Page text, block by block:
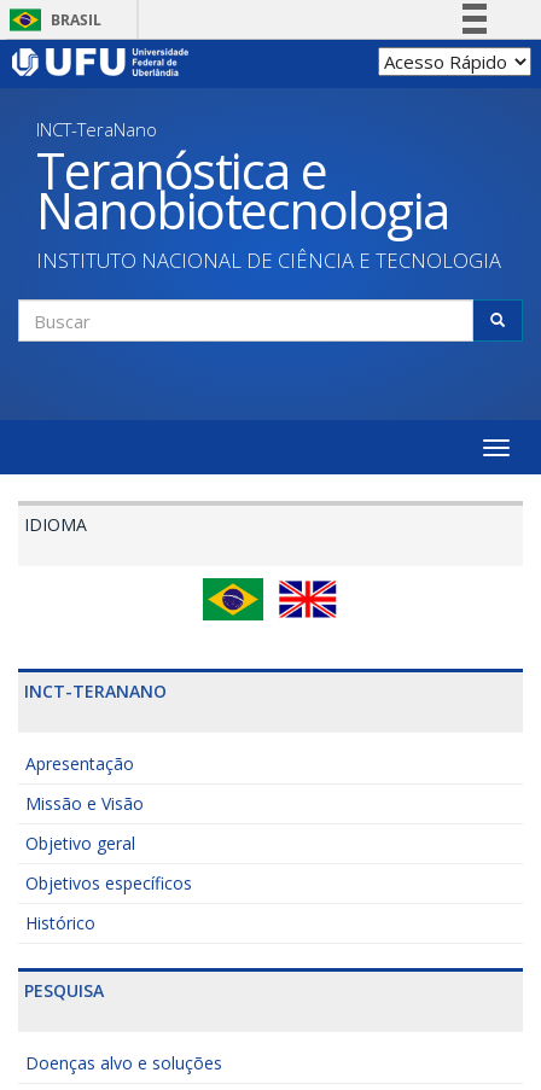
Pular
para
BRASIL
Simplifique!
Acesso à informação
Legislação
Canais
INCT-TeraNano
Teranóstica e
Nanobiotecnologia
INSTITUTO NACIONAL DE CIÊNCIA E TECNOLOGIA
Formulário
Toggle
IDIOMA
INCT-TERANANO
Apresentação
Missão e Visão
Objetivo geral
Objetivos específicos
Histórico
PESQUISA
Doenças alvo e soluções